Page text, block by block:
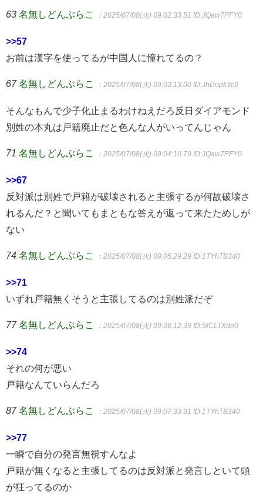
63 名無しどんぶらこ ：2025/07/08(火) 09:02:33.51 ID:JQaw7PFY0
>>57
お前は漢字を使ってるが中国人に憧れてるの？
67 名無しどんぶらこ ：2025/07/08(火) 09:03:13.00 ID:JhDopk3c0
そんなもんで少子化止まるわけねえだろ反日ダイアモンド
別姓の本丸は戸籍廃止だと色んな人がいってんじゃん
71 名無しどんぶらこ ：2025/07/08(火) 09:04:10.79 ID:JQaw7PFY0
>>67
反対派は別姓で戸籍が破壊されると主張するが何故破壊さ
れるんだ？と聞いてもまともな答えが返って来たためしが
ない
74 名無しどんぶらこ ：2025/07/08(火) 09:05:29.29 ID:1TYhTB340
>>71
いずれ戸籍無くそうと主張してるのは別姓派だぞ
77 名無しどんぶらこ ：2025/07/08(火) 09:06:12.39 ID:SlCLTXdn0
>>74
それの何が悪い
戸籍なんていらんだろ
87 名無しどんぶらこ ：2025/07/08(火) 09:07:33.91 ID:1TYhTB340
>>77
一瞬で自分の発言無視すんなよ
戸籍が無くなると主張してるのは反対派と発言しといて頭
が狂ってるのか